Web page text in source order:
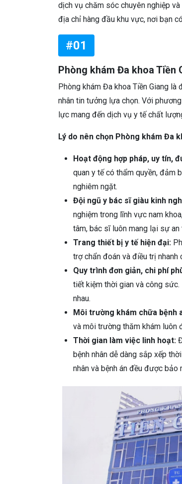
dịch vụ chăm sóc chuyên nghiệp
địa chỉ hàng đầu khu vực, nơi bạn
#01
Phòng khám Đa khoa Tiền
Phòng khám Đa khoa Tiền Giang là
nhân tin tưởng lựa chọn. Với
lực mang đến dịch vụ y tế chất
Lý do nên chọn Phòng khám Đa
Hoạt động hợp pháp, uy tín,
quan y tế có thẩm quyền, đảm
nghiêm ngặt.
Đội ngũ y bác sĩ giàu kinh
nghiệm trong lĩnh vực nam
tâm, bác sĩ luôn mang lại sự
Trang thiết bị y tế hiện đại:
trợ chẩn đoán và điều trị nhanh
Quy trình đơn giản, chi phí
tiết kiệm thời gian và công
nhau.
Môi trường khám chữa bệnh
và môi trường thăm khám luôn
Thời gian làm việc linh hoạt:
bệnh nhân dễ dàng sắp xếp
nhân và bệnh án đều được bảo